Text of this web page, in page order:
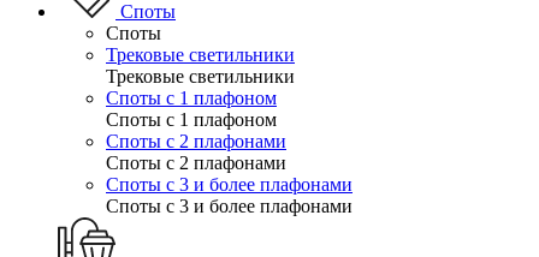
Споты
Споты
Трековые светильники
Трековые светильники
Споты с 1 плафоном
Споты с 1 плафоном
Споты с 2 плафонами
Споты с 2 плафонами
Споты с 3 и более плафонами
Споты с 3 и более плафонами